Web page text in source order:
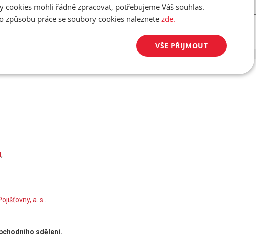
v rezervaci!
,
a. s.
sdělení.
cookies mohli řádně zpracovat, potřebujeme Váš souhlas.
způsobu práce se soubory cookies naleznete zde.
VŠE PŘIJMOUT